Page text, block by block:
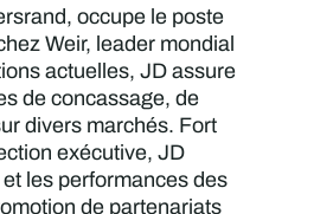
occupe le poste
Weir, leader mondial
actuelles, JD assure
de concassage, de
divers marchés. Fort
exécutive, JD
les performances des
de partenariats